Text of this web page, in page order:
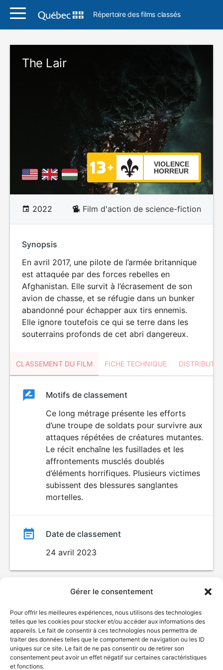
Gérer le consentement
Pour offrir les meilleures expériences, nous utilisons des technologies
telles que les cookies pour stocker et/ou accéder aux informations des
appareils. Le fait de consentir à ces technologies nous permettra de
traiter des données telles que le comportement de navigation ou les ID
uniques sur ce site. Le fait de ne pas consentir ou de retirer son
consentement peut avoir un effet négatif sur certaines caractéristiques
et fonctions.
Répertoire des films classés
The Lair
VIOLENCE
HORREUR
2022 Film d'action de science-fiction
Synopsis
En avril 2017, une pilote de l’armée britannique
est attaquée par des forces rebelles en
Afghanistan. Elle survit à l’écrasement de son
avion de chasse, et se réfugie dans un bunker
abandonné pour échapper aux tirs ennemis.
Elle ignore toutefois ce qui se terre dans les
souterrains profonds de cet abri dangereux.
CLASSEMENT DU FILM FICHE TECHNIQUE
ClassementClassement
VIOLENCE
HORREUR
Motifs de classement
Ce long métrage présente les efforts
d’une troupe de soldats pour survivre aux
attaques répétées de créatures mutantes.
Le récit enchaîne les fusillades et les
affrontements musclés doublés
d’éléments horrifiques. Plusieurs victimes
subissent des blessures sanglantes
mortelles.
Date de classement
24 avril 2023
© Gouvernement du Québec, 2026